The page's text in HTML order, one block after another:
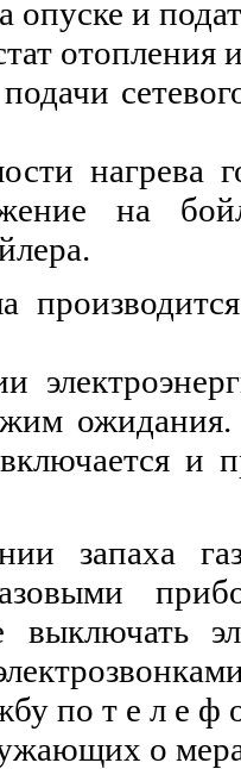
и
отопления
нагрева
на
ожидания.
и
запаха
по т е л е ф
о